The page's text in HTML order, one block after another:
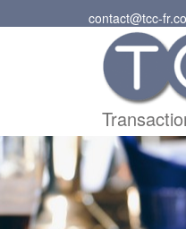
contact@tcc-